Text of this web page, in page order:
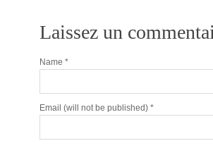
Laissez un
Name *
Email (will not be published) *